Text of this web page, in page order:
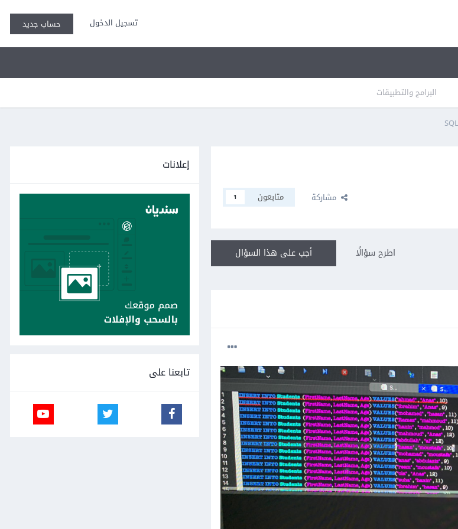
تسجيل الدخول حساب جديد
البرامج والتطبيقات
مشاركة متابعون 1
أجب على هذا السؤال اطرح سؤالًا
إعلانات
تابعنا على